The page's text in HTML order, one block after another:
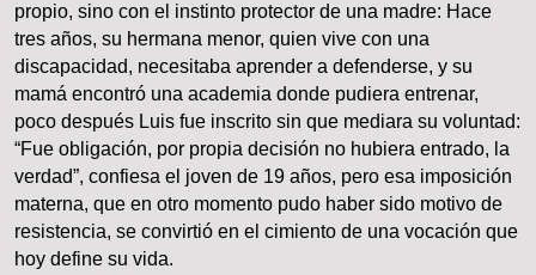
propio, sino con el instinto protector de una madre: Hace
tres años, su hermana menor, quien vive con una
discapacidad, necesitaba aprender a defenderse, y su
mamá encontró una academia donde pudiera entrenar,
poco después Luis fue inscrito sin que mediara su voluntad:
“Fue obligación, por propia decisión no hubiera entrado, la
verdad”, confiesa el joven de 19 años, pero esa imposición
materna, que en otro momento pudo haber sido motivo de
resistencia, se convirtió en el cimiento de una vocación que
hoy define su vida.